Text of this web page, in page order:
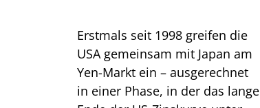
will
Erstmals seit 1998 greifen die
USA gemeinsam mit Japan am
Yen-Markt ein – ausgerechnet
in einer Phase, in der das lange